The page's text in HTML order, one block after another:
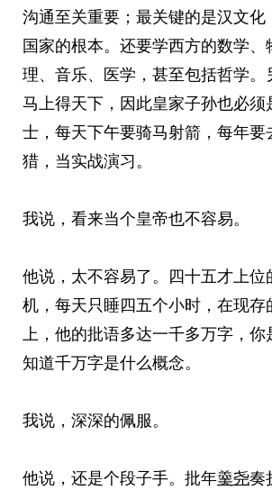
沟通至关重要；最关键的是汉文
国家的根本。还要学西方的数学
理、音乐、医学，甚至包括哲学。
马上得天下，因此皇家子孙也必须
士，每天下午要骑马射箭，每年要
猎，当实战演习。
我说，看来当个皇帝也不容易。
他说，太不容易了。四十五才上
机，每天只睡四五个小时，在现
上，他的批语多达一千多万字，
知道千万字是什么概念。
我说，深深的佩服。
他说，还是个段子手。批年羹尧奏